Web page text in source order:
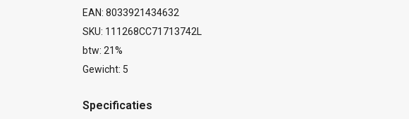
EAN: 8033921434632
SKU: 111268CC71713742L
btw: 21%
Gewicht: 5
Specificaties